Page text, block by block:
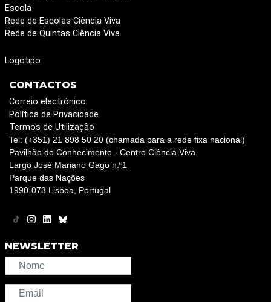
Escola
Rede de Escolas Ciência Viva
Rede de Quintas Ciência Viva
Logotipo
CONTACTOS
Correio electrónico
Política de Privacidade
Termos de Utilização
Tel: (+351) 21 898 50 20 (chamada para a rede fixa nacional)
Pavilhão do Conhecimento - Centro Ciência Viva
Largo José Mariano Gago n.º1
Parque das Nações
1990-073 Lisboa, Portugal
NEWSLETTER